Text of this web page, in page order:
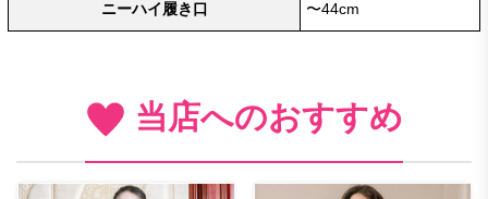
ニーハイ履き口 〜44cm
当店へのおすすめ